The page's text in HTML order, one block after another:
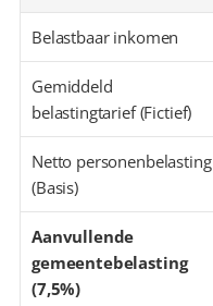
Belastbaar inkomen
Gemiddeld
belastingtarief (Fictief)
Netto personenbelasting
(Basis)
Aanvullende
gemeentebelasting
(7,5%)